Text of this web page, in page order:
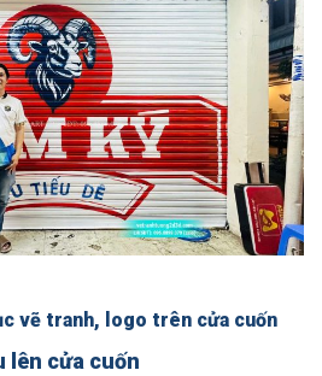
vẽ tranh, logo trên cửa cuốn
lên cửa cuốn